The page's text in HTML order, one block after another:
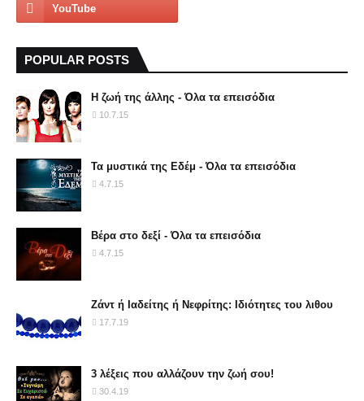
POPULAR POSTS
Η ζωή της άλλης - Όλα τα επεισόδια
10.7.15
Τα μυστικά της Εδέμ - Όλα τα επεισόδια
4.7.15
Βέρα στο δεξί - Όλα τα επεισόδια
4.7.15
Ζάντ ή Ιαδείτης ή Νεφρίτης: Ιδιότητες του λιθου
17.7.19
3 λέξεις που αλλάζουν την ζωή σου!
30.4.19